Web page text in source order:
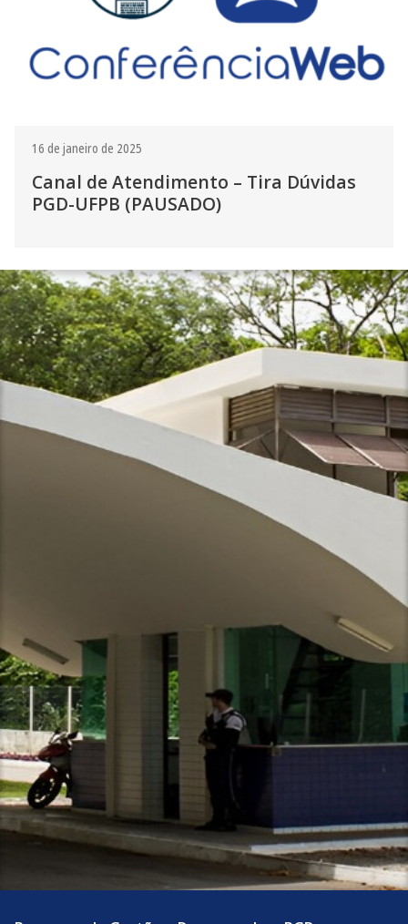
16 de janeiro de 2025
Canal de Atendimento – Tira Dúvidas
PGD-UFPB (PAUSADO)